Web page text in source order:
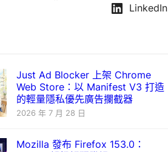
LinkedIn
Just Ad Blocker 上架 Chrome
Web Store：以 Manifest V3 打造
的輕量隱私優先廣告攔截器
2026 年 7 月 28 日
Mozilla 發布 Firefox 153.0：